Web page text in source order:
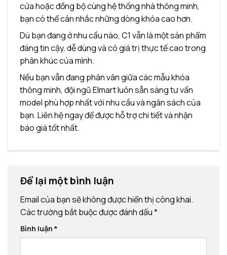
cửa hoặc đồng bộ cùng hệ thống nhà thông minh,
bạn có thể cân nhắc những dòng khóa cao hơn.
Dù bạn đang ở nhu cầu nào, C1 vẫn là một sản phẩm
đáng tin cậy, dễ dùng và có giá trị thực tế cao trong
phân khúc của mình.
Nếu bạn vẫn đang phân vân giữa các mẫu khóa
thông minh, đội ngũ Elmart luôn sẵn sàng tư vấn
model phù hợp nhất với nhu cầu và ngân sách của
bạn. Liên hệ ngay để được hỗ trợ chi tiết và nhận
báo giá tốt nhất.
Để lại một bình luận
Email của bạn sẽ không được hiển thị công khai.
Các trường bắt buộc được đánh dấu*
Bình luận *